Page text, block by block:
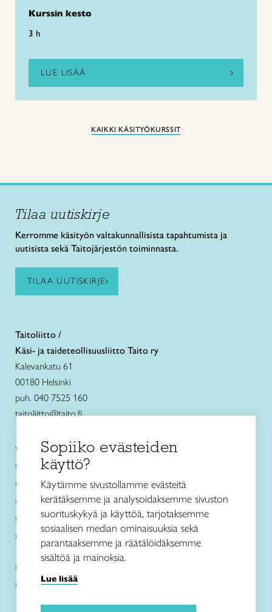
Kurssin kesto
3 h
LUE LISÄÄ
KAIKKI KÄSITYÖKURSSIT
Tilaa uutiskirje
Kerromme käsityön valtakunnallisista tapahtumista ja
uutisista sekä Taitojärjestön toiminnasta.
TILAA UUTISKIRJE
Taitoliitto /
Käsi- ja taideteollisuusliitto Taito ry
Kalevankatu 61
00180 Helsinki
puh. 040 7525 160
taitoliitto@taito.fi
Käsityökurssit ja koulutus
Ajankohtaista
Käsityöohjeet
Me olemme Taito
Paikallinen toiminta
Verkkokaupat
Kirjaudu Arviin
Kirjaudu Taitocampukseen
Sopiiko evästeiden
käyttö?
Käytämme sivustollamme evästeitä
kerätäksemme ja analysoidaksemme sivuston
suorituskykyä ja käyttöä, tarjotaksemme
sosiaalisen median ominaisuuksia sekä
parantaaksemme ja räätälöidäksemme
sisältöä ja mainoksia.
Lue lisää